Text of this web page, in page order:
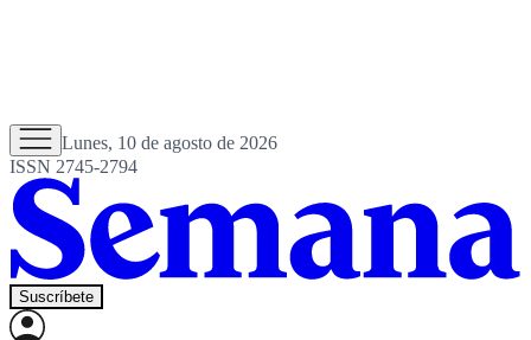
Lunes, 10 de agosto de 2026
ISSN 2745-2794
Suscríbete